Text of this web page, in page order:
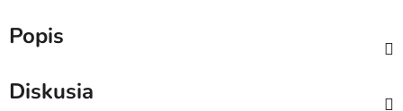
Popis
Diskusia